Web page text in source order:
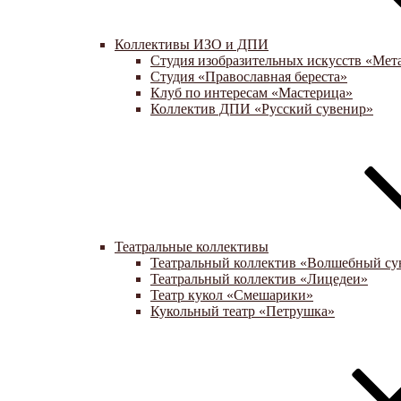
Коллективы ИЗО и ДПИ
Студия изобразительных искусств
Студия «Православная береста»
Клуб по интересам «Мастерица»
Коллектив ДПИ «Русский сувенир»
Театральные коллективы
Театральный коллектив «Волшебный
Театральный коллектив «Лицедеи»
Театр кукол «Смешарики»
Кукольный театр «Петрушка»